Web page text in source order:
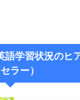
学習状況のヒ
ラー）